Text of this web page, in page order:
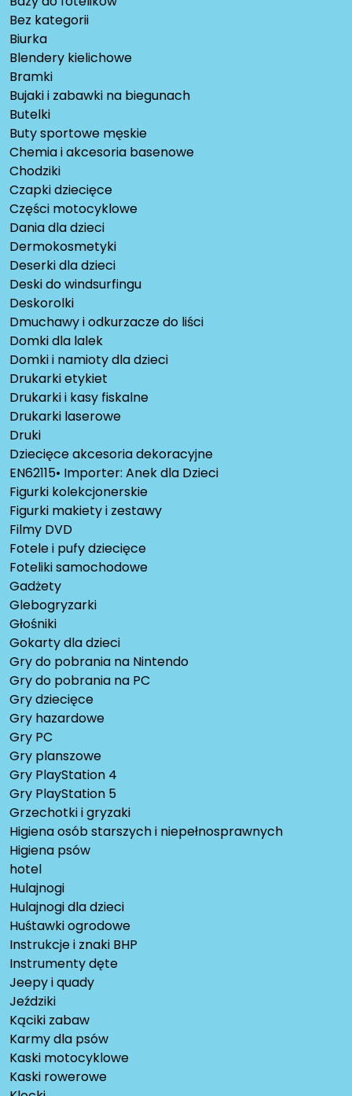
Bez kategorii
Biurka
Blendery kielichowe
Bramki
Bujaki i zabawki na biegunach
Butelki
Buty sportowe męskie
Chemia i akcesoria basenowe
Chodziki
Czapki dziecięce
Części motocyklowe
Dania dla dzieci
Dermokosmetyki
Deserki dla dzieci
Deski do windsurfingu
Deskorolki
Dmuchawy i odkurzacze do liści
Domki dla lalek
Domki i namioty dla dzieci
Drukarki etykiet
Drukarki i kasy fiskalne
Drukarki laserowe
Druki
Dziecięce akcesoria dekoracyjne
EN62115• Importer: Anek dla Dzieci
Figurki kolekcjonerskie
Figurki makiety i zestawy
Filmy DVD
Fotele i pufy dziecięce
Foteliki samochodowe
Gadżety
Glebogryzarki
Głośniki
Gokarty dla dzieci
Gry do pobrania na Nintendo
Gry do pobrania na PC
Gry dziecięce
Gry hazardowe
Gry PC
Gry planszowe
Gry PlayStation 4
Gry PlayStation 5
Grzechotki i gryzaki
Higiena osób starszych i niepełnosprawnych
Higiena psów
hotel
Hulajnogi
Hulajnogi dla dzieci
Huśtawki ogrodowe
Instrukcje i znaki BHP
Instrumenty dęte
Jeepy i quady
Jeździki
Kąciki zabaw
Karmy dla psów
Kaski motocyklowe
Kaski rowerowe